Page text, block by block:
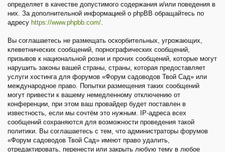
определяет в качестве допустимого содержания и/или поведения в
них. За дополнительной информацией о phpBB обращайтесь по
адресу https://www.phpbb.com/.
Вы соглашаетесь не размещать оскорбительных, угрожающих,
клеветнических сообщений, порнографических сообщений,
призывов к национальной розни и прочих сообщений, которые могут
нарушить законы вашей страны, страны, которая предоставляет
услуги хостинга для форумов «Форум садоводов Твой Сад» или
международное право. Попытки размещения таких сообщений
могут привести к вашему немедленному отключению от
конференции, при этом ваш провайдер будет поставлен в
известность, если мы сочтём это нужным. IP-адреса всех
сообщений сохраняются для возможности проведения такой
политики. Вы соглашаетесь с тем, что администраторы форумов
«Форум садоводов Твой Сад» имеют право удалить,
отредактировать, перенести или закрыть любую тему в любое